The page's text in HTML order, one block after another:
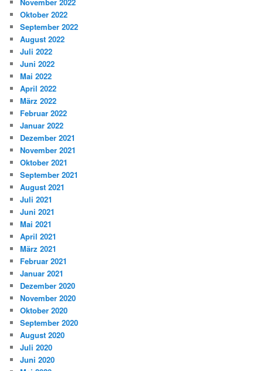
Oktober 2022
September 2022
August 2022
Juli 2022
Juni 2022
Mai 2022
April 2022
März 2022
Februar 2022
Januar 2022
Dezember 2021
November 2021
Oktober 2021
September 2021
August 2021
Juli 2021
Juni 2021
Mai 2021
April 2021
März 2021
Februar 2021
Januar 2021
Dezember 2020
November 2020
Oktober 2020
September 2020
August 2020
Juli 2020
Juni 2020